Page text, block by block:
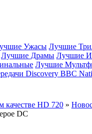
Ужасы Лучшие
Лучшие Драмы Лучшие
Лучшие
Discovery BBC
качестве HD 720 »
DC